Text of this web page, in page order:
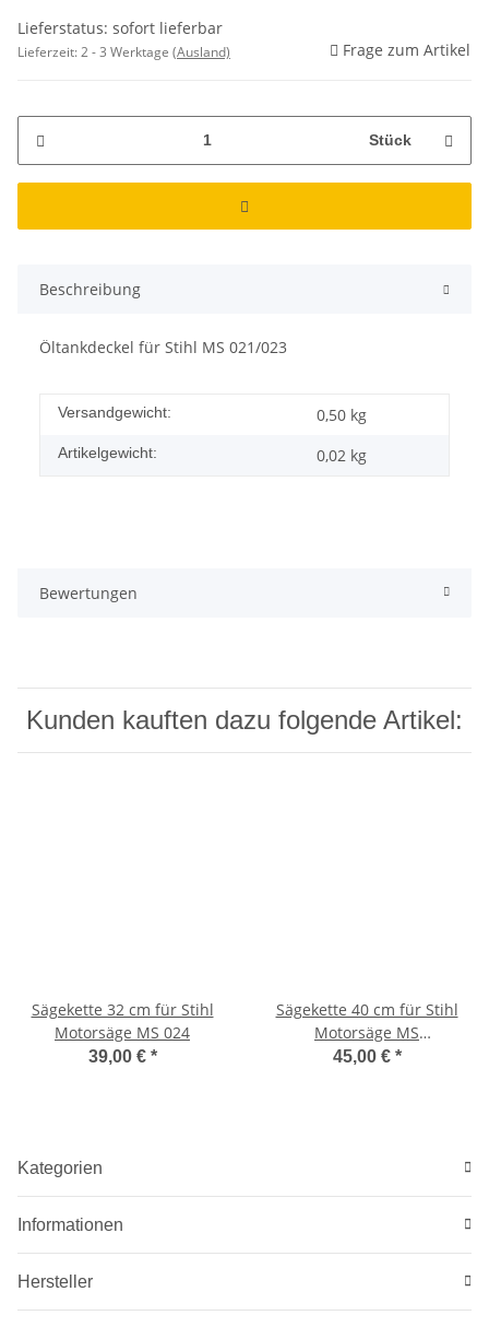
Lieferstatus: sofort lieferbar
Lieferzeit:2 - 3 Werktage (Ausland) Frage zum Artikel
Stück
Beschreibung
Öltankdeckel für Stihl MS 021/023
Versandgewicht: 0,50 kg
Artikelgewicht: 0,02 kg
Bewertungen
Kunden kauften dazu folgende Artikel:
Sägekette 32 cm für Stihl
Motorsäge MS 024
39,00 € *
Sägekette 40 cm für Stihl
Motorsäge MS
290/291/310/311/390/391/036/
45,00 € *
Kategorien
Informationen
Hersteller